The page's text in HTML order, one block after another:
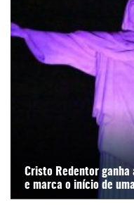
Cristo Redentor ganha
e marca o início de